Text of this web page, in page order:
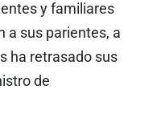
y familiares
a sus parientes, a
ha retrasado sus
de